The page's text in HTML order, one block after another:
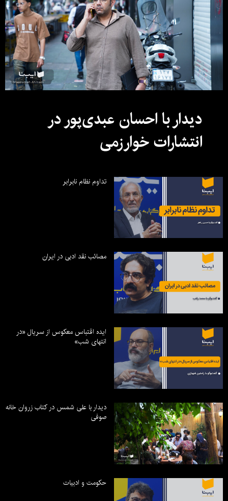
دیدار با احسان عبدی‌پور در
انتشارات خوارزمی
تداوم نظام نابرابر
مصائب نقد ادبی در ایران
ایده اقتباس معکوس از سریال «در
انتهای شب»
دیدار با علی شمس در کتاب زروان خانه
صوفی
حکومت و ادبیات